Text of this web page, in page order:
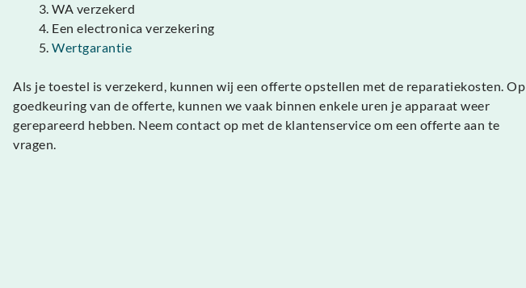
WA verzekerd
Een electronica verzekering
Wertgarantie
Als je toestel is verzekerd, kunnen wij een offerte opstellen met de reparatiekosten. Op
goedkeuring van de offerte, kunnen we vaak binnen enkele uren je apparaat weer
gerepareerd hebben. Neem contact op met de klantenservice om een offerte aan te
vragen.